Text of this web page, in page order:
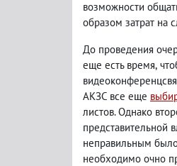
возможности
образом затрат на
До проведения
еще есть время,
АКЗС все еще
листов. Однако
представительной
неправильным
необходимо очно